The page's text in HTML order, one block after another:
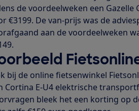
de voordeelweken een Gazelle
€3199. De van-prijs was de
aan de voordeelweken
bij de online fietsenwinkel
Cortina E-U4 elektrische
bleek het een korting op